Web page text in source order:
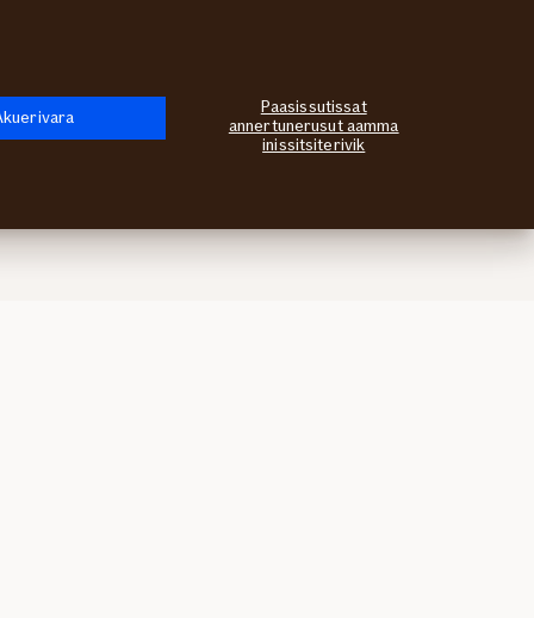
Paasissutissat
annertunerusut aamma
inissitsiterivik